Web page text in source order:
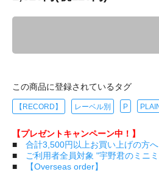
この商品に登録されているタグ
【RECORD】 レーベル別 P
【プレゼントキャンペーン中！】
■ 合計3,500円以上お買い上げの方
■
ご利用者全員対象 "宇野君のミニ
■
【Overseas order】